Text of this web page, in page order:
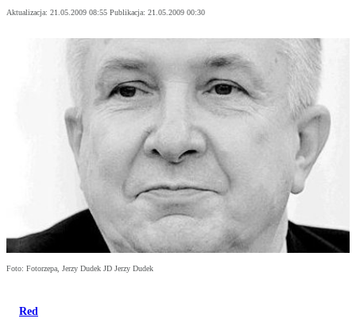
Aktualizacja: 21.05.2009 08:55 Publikacja: 21.05.2009 00:30
Foto: Fotorzepa, Jerzy Dudek JD Jerzy Dudek
Red